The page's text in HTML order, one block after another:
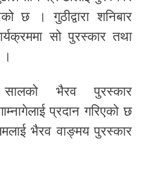
छ । गुठीद्वारा शनिबार
सो पुरस्कार तथा
।
भैरव पुरस्कार
प्रदान गरिएको छ
भैरव वाङ्मय पुरस्कार